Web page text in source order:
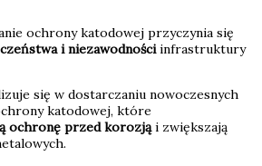
ochrony katodowej przyczynia się
i niezawodnościinfrastruktury
się w dostarczaniu nowoczesnych
katodowej, które
ochronę przed korozjąi zwiększają